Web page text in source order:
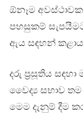
ඕනෑම
පහසුකම්
ඇය සඳහන්
දරු ප්‍රසූතිය සඳහා
වෛද්‍ය සභාව තම
මෙම දැනුම් දීම